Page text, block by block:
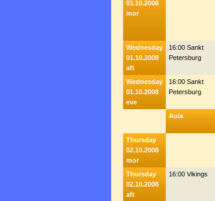
01.10.2008
mor
Wednesday
01.10.2008
aft
16:00 Sankt
Petersburg
Wednesday
01.10.2008
eve
16:00 Sankt
Petersburg
Aula
Thursday
02.10.2008
mor
Thursday
02.10.2008
aft
16:00 Vikings